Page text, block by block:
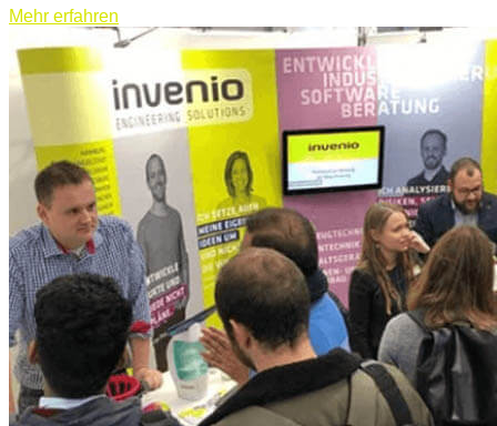
Mehr erfahren